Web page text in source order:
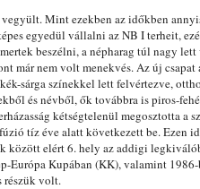
Mint ezekben az időkben
egyedül vállalni az NB I terheit,
beszélni, a népharag túl nagy
már nem volt menekvés. Az új
sárga színekkel lett felvértezve,
és névből, ők továbbra is piros-
kétségtelenül megosztotta a
tíz éve alatt következett be. Ezen
között elért 6. hely az addigi
Európa Kupában (KK), valamint
részük volt.